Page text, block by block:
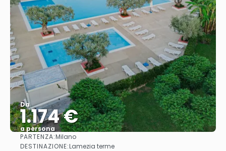
Da
1.174 €
a persona
PARTENZA:Milano
DESTINAZIONE:Lamezia terme